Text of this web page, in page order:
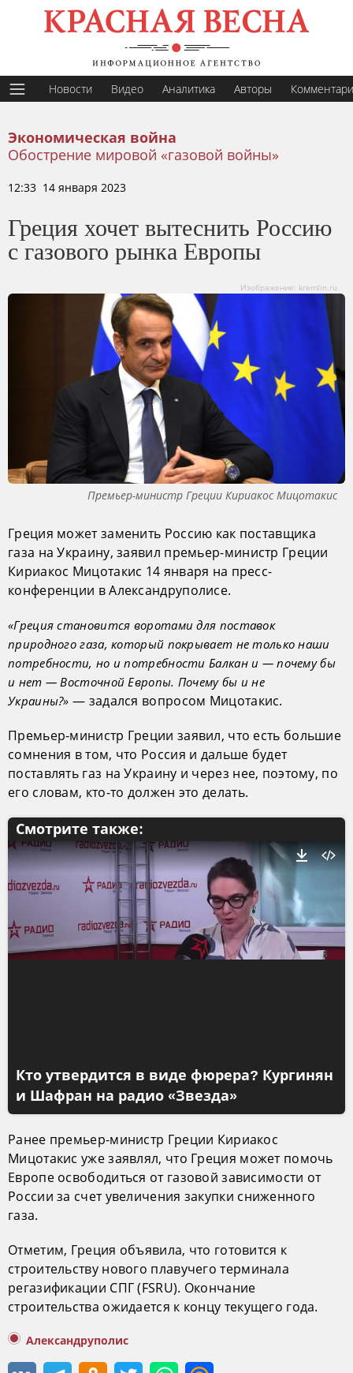
Новости Видео Аналитика Авторы
Экономическая война
Обострение мировой «газовой войны»
12:33 14 января 2023
Греция хочет вытеснить Россию
с газового рынка Европы
Изображение: kremlin.ru
Премьер-министр Греции Кириакос Мицотакис
Греция может заменить Россию как поставщика
газа на Украину, заявил премьер-министр Греции
Кириакос Мицотакис 14 января на пресс-
конференции в Александруполисе.
«Греция становится воротами для поставок
природного газа, который покрывает не только наши
потребности, но и потребности Балкан и — почему бы
и нет — Восточной Европы. Почему бы и не
Украины?» — задался вопросом Мицотакис.
Премьер-министр Греции заявил, что есть большие
сомнения в том, что Россия и дальше будет
поставлять газ на Украину и через нее, поэтому, по
его словам, кто-то должен это делать.
Смотрите также:
Кто утвердится в виде фюрера? Кургинян
и Шафран на радио «Звезда»
Ранее премьер-министр Греции Кириакос
Мицотакис уже заявлял, что Греция может помочь
Европе освободиться от газовой зависимости от
России за счет увеличения закупки сниженного
газа.
Отметим, Греция объявила, что готовится к
строительству нового плавучего терминала
регазификации СПГ (FSRU). Окончание
строительства ожидается к концу текущего года.
Александруполис